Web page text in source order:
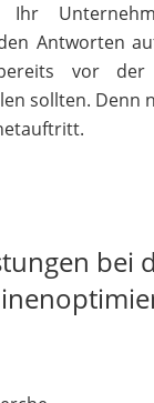
Ihr
Antworten
vor der
sollten. Denn
bei